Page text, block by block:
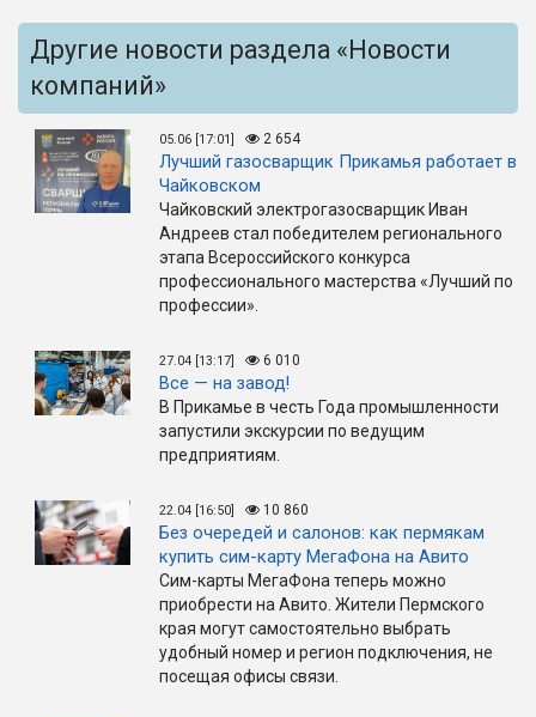
Другие новости раздела «Новости
компаний»
05.06 [17:01] 2 654
Лучший газосварщик Прикамья работает в
Чайковском
Чайковский электрогазосварщик Иван
Андреев стал победителем регионального
этапа Всероссийского конкурса
профессионального мастерства «Лучший по
профессии».
27.04 [13:17] 6 010
Все — на завод!
В Прикамье в честь Года промышленности
запустили экскурсии по ведущим
предприятиям.
22.04 [16:50] 10 860
Без очередей и салонов: как пермякам
купить сим-карту МегаФона на Авито
Сим-карты МегаФона теперь можно
приобрести на Авито. Жители Пермского
края могут самостоятельно выбрать
удобный номер и регион подключения, не
посещая офисы связи.